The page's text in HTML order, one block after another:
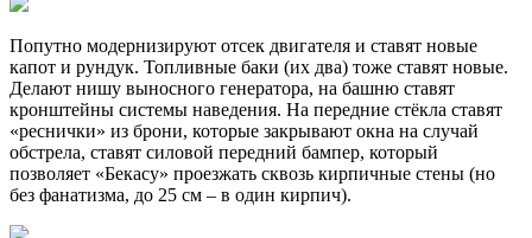
Попутно модернизируют отсек двигателя и ставят новые
капот и рундук. Топливные баки (их два) тоже ставят новые.
Делают нишу выносного генератора, на башню ставят
кронштейны системы наведения. На передние стёкла ставят
«реснички» из брони, которые закрывают окна на случай
обстрела, ставят силовой передний бампер, который
позволяет «Бекасу» проезжать сквозь кирпичные стены (но
без фанатизма, до 25 см – в один кирпич).